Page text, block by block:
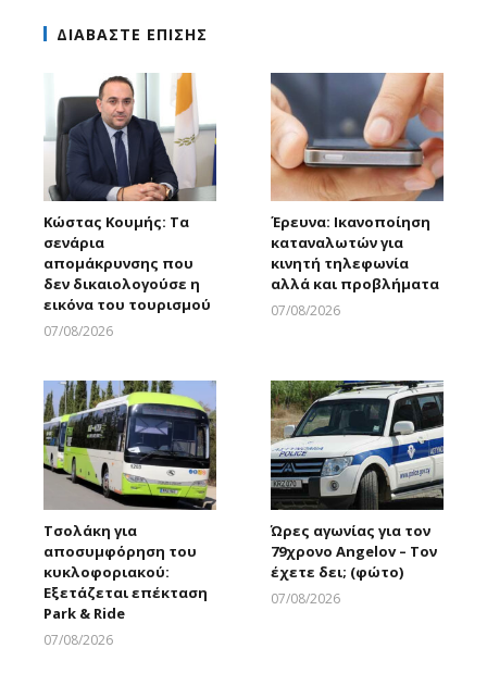
ΔΙΑΒΑΣΤΕ ΕΠΙΣΗΣ
Κώστας Κουμής: Τα
σενάρια
απομάκρυνσης που
δεν δικαιολογούσε η
εικόνα του τουρισμού
07/08/2026
Έρευνα: Ικανοποίηση
καταναλωτών για
κινητή τηλεφωνία
αλλά και προβλήματα
07/08/2026
Τσολάκη για
αποσυμφόρηση του
κυκλοφοριακού:
Εξετάζεται επέκταση
Park & Ride
07/08/2026
Ώρες αγωνίας για τον
79χρονο Angelov – Τον
έχετε δει; (φώτο)
07/08/2026